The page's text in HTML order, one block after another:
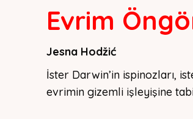
Evrim
Jesna Hodžić
İster Darwin’in ispinozları,
evrimin gizemli işleyişine